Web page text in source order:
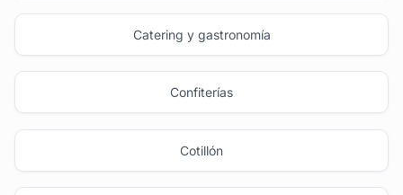
Catering y gastronomía
Confiterías
Cotillón